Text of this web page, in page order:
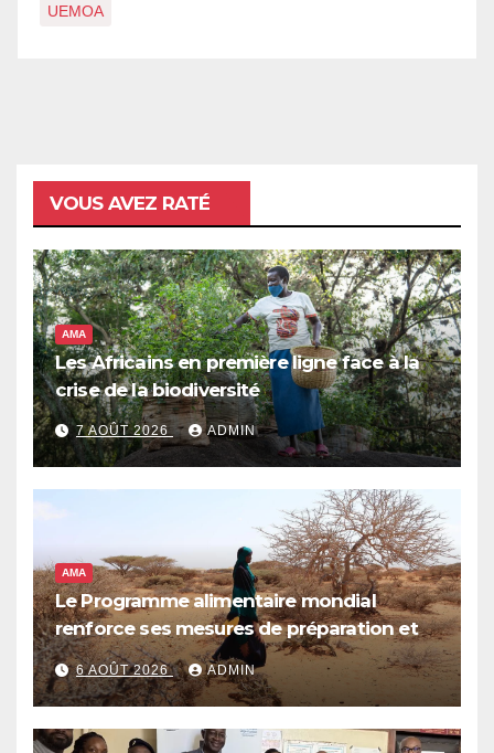
UEMOA
VOUS AVEZ RATÉ
AMA
Les Africains en première ligne face à la
crise de la biodiversité
7 AOÛT 2026 ADMIN
AMA
Le Programme alimentaire mondial
renforce ses mesures de préparation et
de réponse face à la menace d’El Niño,
qui pourrait plonger des dizaines de
millions de personnes dans l’insécurité
alimentaire aiguë
6 AOÛT 2026 ADMIN